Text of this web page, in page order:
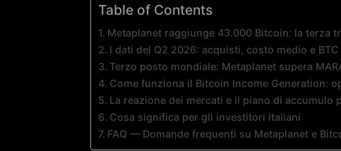
Table of Contents
Metaplanet raggiunge 43.000 Bitcoin: la terza
I dati del Q2 2026: acquisti, costo medio e BTC
Terzo posto mondiale: Metaplanet supera
Come funziona il Bitcoin Income Generation:
La reazione dei mercati e il piano di accumulo
Cosa significa per gli investitori italiani
FAQ — Domande frequenti su Metaplanet e